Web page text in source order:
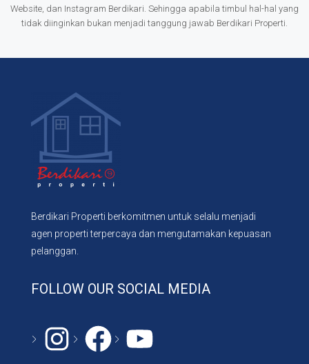
Website, dan Instagram Berdikari. Sehingga apabila timbul hal-hal yang
tidak diinginkan bukan menjadi tanggung jawab Berdikari Properti.
Berdikari Properti berkomitmen untuk selalu menjadi
agen properti terpercaya dan mengutamakan kepuasan
pelanggan.
FOLLOW OUR SOCIAL MEDIA
Instagram
# YouTube